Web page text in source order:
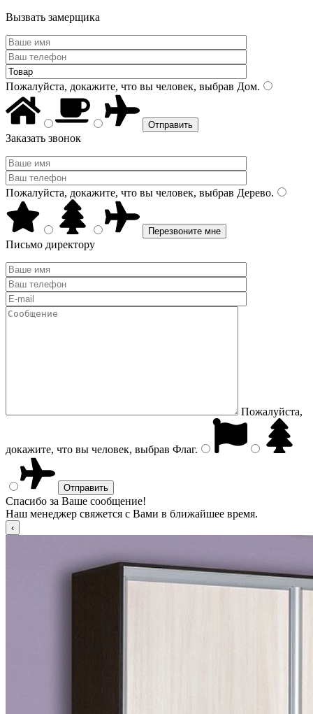
Вызвать замерщика
Пожалуйста, докажите, что вы человек, выбрав Дом.
Заказать звонок
Пожалуйста, докажите, что вы человек, выбрав Дерево.
Письмо директору
Пожалуйста,
докажите, что вы человек, выбрав Флаг.
Спасибо за Ваше сообщение!
Наш менеджер свяжется с Вами в ближайшее время.